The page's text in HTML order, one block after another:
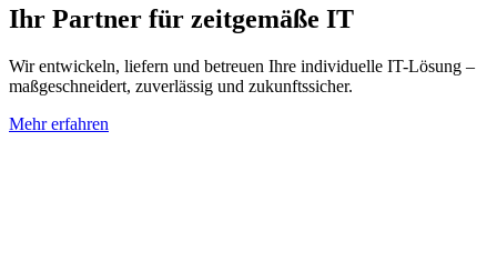
Ihr Partner für zeitgemäße IT
Wir entwickeln, liefern und betreuen Ihre individuelle IT-Lösung –
maßgeschneidert, zuverlässig und zukunftssicher.
Mehr erfahren